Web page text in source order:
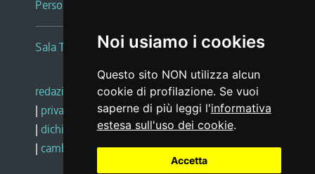
Noi usiamo i cookies
Questo sito NON utilizza alcun
cookie di profilazione. Se vuoi
saperne di più leggi l'informativa
estesa sull'uso dei cookie.
Accetta
Persone e Uffici
Sala Tiziano Tessitori
redazione web |note legali |glossario
| privacy
social media policy
| dichiarazione di accessibilità |feedback
| cambio preferenze cookie